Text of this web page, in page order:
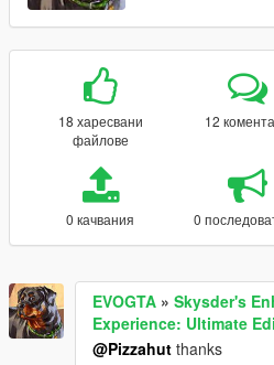
18 харесвани
файлове
12
0 качвания 0
EVOGTA » Skysder's
Experience: Ultimate
@Pizzahut thanks